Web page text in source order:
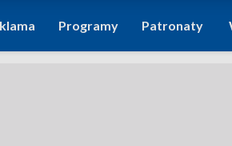
Programy Patronaty